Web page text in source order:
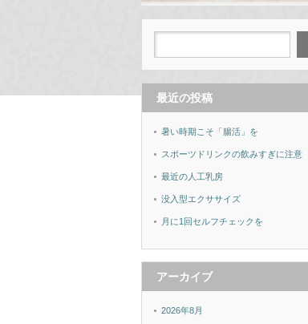
最近の投稿
暑い時期こそ「腸活」を
スポーツドリンクの飲みすぎに注意
最近の人工乳房
没入型エクササイズ
月に1回セルフチェックを
アーカイブ
2026年8月